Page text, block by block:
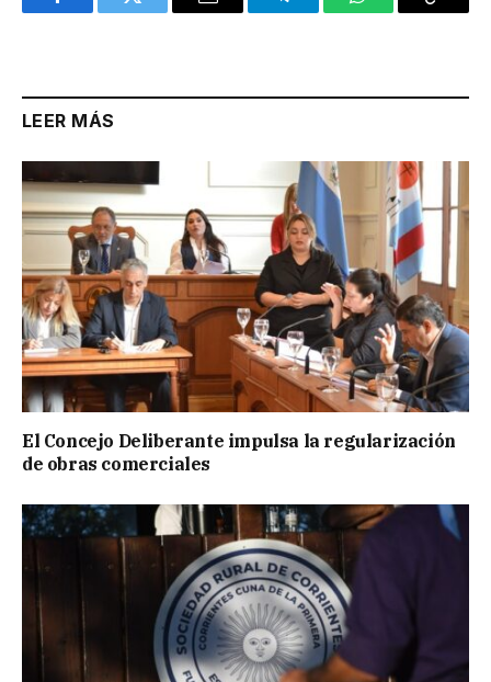
FacebookTwitter Email TelegramWhatsAppCopy
LEER MÁS
El Concejo Deliberante impulsa la regularización
de obras comerciales